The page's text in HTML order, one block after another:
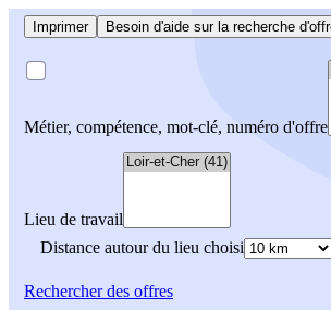
Imprimer Besoin d'aide sur la recherche
Métier, compétence, mot-clé, numéro d'offre
Lieu de travail
Distance autour du lieu choisi
Rechercherdes offres